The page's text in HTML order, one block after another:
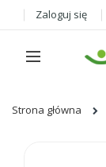
Zaloguj się
Strona główna